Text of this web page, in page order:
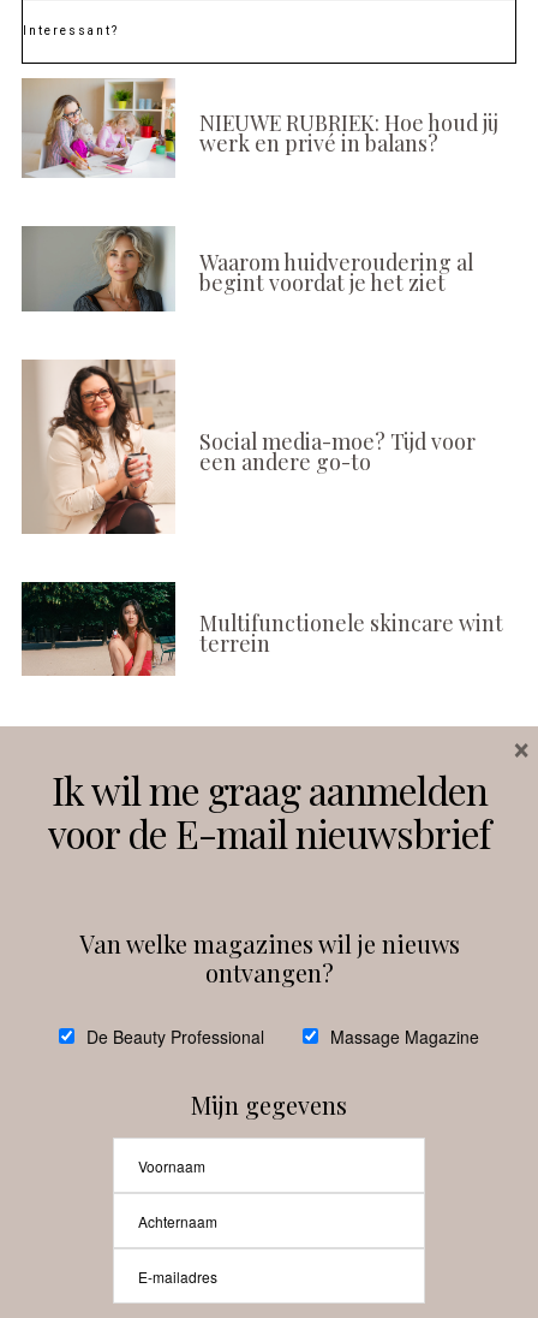
Interessant?
NIEUWE RUBRIEK: Hoe houd jij
werk en privé in balans?
Waarom huidveroudering al
begint voordat je het ziet
Social media-moe? Tijd voor
een andere go-to
Multifunctionele skincare wint
terrein
Instagram Facebook
debeautyprofessional
Beauty-Pro.nl
Ik wil me graag aanmelden
voor de E-mail nieuwsbrief
Van welke magazines wil je nieuws
ontvangen?
De Beauty Professional Massage Magazine
Mijn gegevens
×